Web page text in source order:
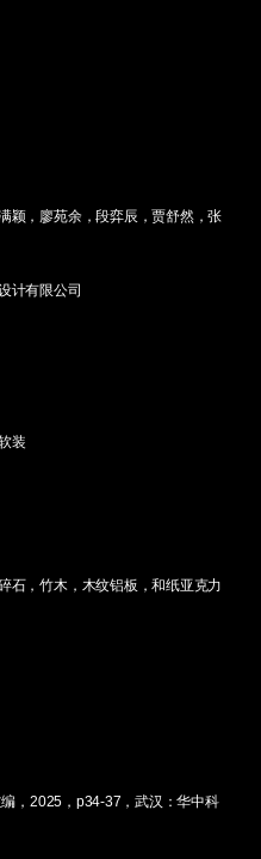
颖，廖苑余，段弈辰，贾舒然，张
计有限公司
装
石，竹木，木纹铝板，和纸亚克力
，2025，p34-37，武汉：华中科